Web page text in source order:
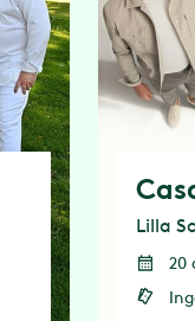
Lilla
20